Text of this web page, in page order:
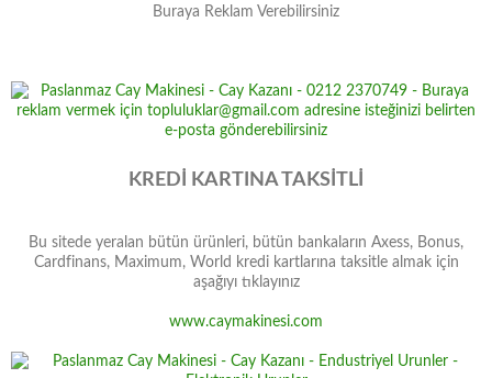
Buraya Reklam Verebilirsiniz
KREDİ KARTINA TAKSİTLİ
Bu sitede yeralan bütün ürünleri, bütün bankaların Axess, Bonus,
Cardfinans, Maximum, World kredi kartlarına taksitle almak için
aşağıyı tıklayınız
www.caymakinesi.com